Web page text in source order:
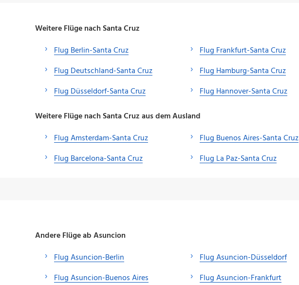
Weitere Flüge nach Santa Cruz
Flug Berlin-Santa Cruz
Flug Deutschland-Santa Cruz
Flug Düsseldorf-Santa Cruz
Flug Frankfurt-Santa Cruz
Flug Hamburg-Santa Cruz
Flug Hannover-Santa Cruz
Weitere Flüge nach Santa Cruz aus dem Ausland
Flug Amsterdam-Santa Cruz
Flug Barcelona-Santa Cruz
Flug Buenos Aires-Santa Cruz
Flug La Paz-Santa Cruz
Andere Flüge ab Asuncion
Flug Asuncion-Berlin
Flug Asuncion-Buenos Aires
Flug Asuncion-Düsseldorf
Flug Asuncion-Frankfurt